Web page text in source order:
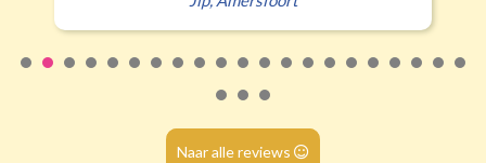
(dubbele tunnel)
Naar alle reviews